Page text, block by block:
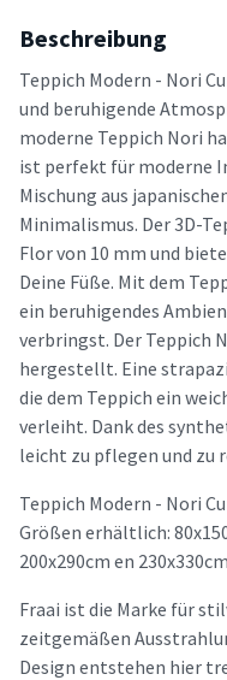
Beschreibung
Teppich Modern - Nori
und beruhigende
moderne Teppich Nori
ist perfekt für moderne
Mischung aus
Minimalismus. Der 3D-
Flor von 10 mm und
Deine Füße. Mit dem
ein beruhigendes
verbringst. Der Teppich
hergestellt. Eine
die dem Teppich ein
verleiht. Dank des
leicht zu pflegen und zu
Teppich Modern - Nori
Größen erhältlich:
200x290cm en
Fraai ist die Marke für
zeitgemäßen
Design entstehen hier